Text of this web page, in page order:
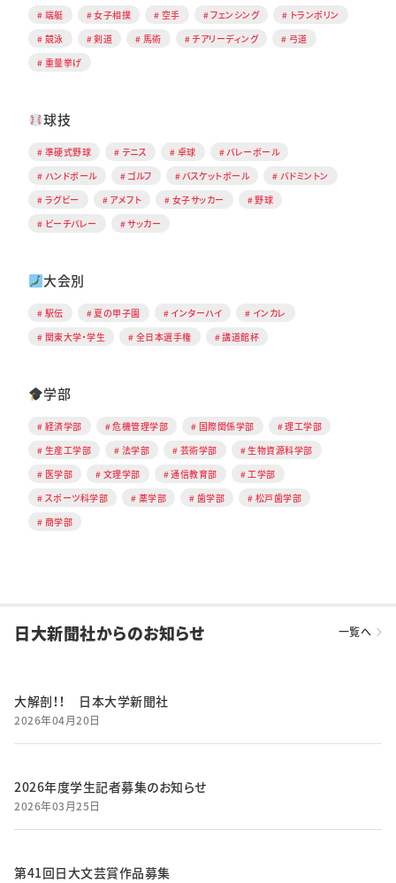
端艇 女子相撲 空手 フェンシング
トランポリン
競泳
剣道 馬術 チアリーディング
弓道
重量挙げ
球技
準硬式野球 テニス 卓球
バレーボール
ハンドボール
ゴルフ バスケットボール
バドミントン
ラグビー
アメフト 女子サッカー
野球
ビーチバレー
サッカー
大会別
駅伝 夏の甲子園 インターハイ
インカレ
関東大学・学生
全日本選手権 講道館杯
学部
経済学部 危機管理学部 国際関係学部
理工学部
生産工学部
法学部 芸術学部
生物資源科学部
医学部
文理学部 通信教育部
工学部
スポーツ科学部
薬学部 歯学部
松戸歯学部
商学部
日大新聞社からのお知らせ 一覧へ
大解剖！！ 日本大学新聞社
2026年04月20日
2026年度学生記者募集のお知らせ
2026年03月25日
第41回日大文芸賞作品募集